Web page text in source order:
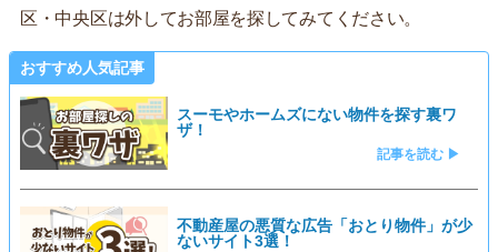
区・中央区は外してお部屋を探してみてください。
おすすめ人気記事
スーモやホームズにない物件を探す裏ワ
ザ！
記事を読む ▶
不動産屋の悪質な広告「おとり物件」が少
ないサイト3選！